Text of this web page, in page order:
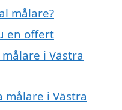
målare?
en offert
i Västra
målare i Västra